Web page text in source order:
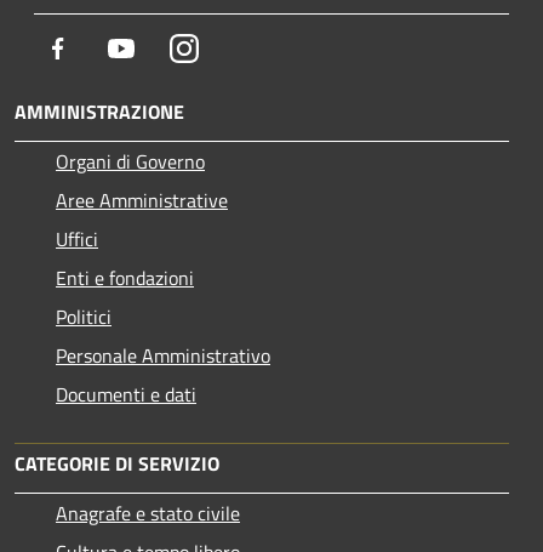
Facebook YoutubeInstagram
AMMINISTRAZIONE
Organi di Governo
Aree Amministrative
Uffici
Enti e fondazioni
Politici
Personale Amministrativo
Documenti e dati
CATEGORIE DI SERVIZIO
Anagrafe e stato civile